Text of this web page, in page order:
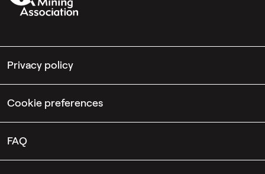
Privacy policy
Cookie preferences
FAQ